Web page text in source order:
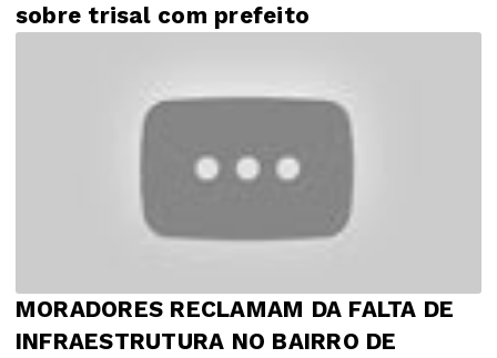
sobre trisal com prefeito
MORADORES RECLAMAM DA FALTA DE
INFRAESTRUTURA NO BAIRRO DE